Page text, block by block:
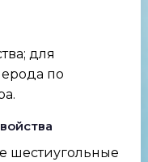
для
по
шестиугольные